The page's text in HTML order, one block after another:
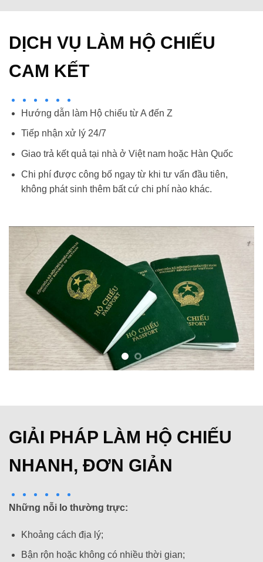
DỊCH VỤ LÀM HỘ CHIẾU
CAM KẾT
Hướng dẫn làm Hộ chiếu từ A đến Z
Tiếp nhận xử lý 24/7
Giao trả kết quả tại nhà ở Việt nam hoặc Hàn Quốc
Chi phí được công bố ngay từ khi tư vấn đầu tiên,
không phát sinh thêm bất cứ chi phí nào khác.
GIẢI PHÁP LÀM HỘ CHIẾU
NHANH, ĐƠN GIẢN
Những nỗi lo thường trực:
Khoảng cách địa lý;
Bận rộn hoặc không có nhiều thời gian;